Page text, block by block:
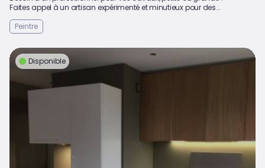
Faites appel à un artisan expérimenté et minutieux pour des...
Peintre
Disponible